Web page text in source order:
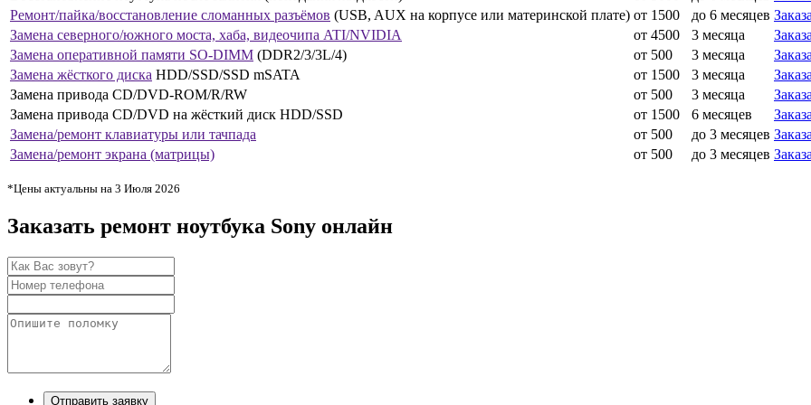
Ремонт/пайка/восстановление сломанных разъёмов (USB, AUX на корпусе или материнской плате) от 1500 до 6 месяцев
Замена северного/южного моста, хаба, видеочипа ATI/NVIDIA
от 4500 3 месяца
Замена оперативной памяти SO-DIMM (DDR2/3/3L/4) от 500 3 месяца
Замена жёсткого диска HDD/SSD/SSD mSATA от 1500 3 месяца
Замена привода CD/DVD-ROM/R/RW
от 500 3 месяца
Замена привода CD/DVD на жёсткий диск HDD/SSD
от 1500 6 месяцев
Замена/ремонт клавиатуры или тачпада
от 500 до 3 месяцев
Замена/ремонт экрана (матрицы)
от 500 до 3 месяцев
*Цены актуальны на 3 Июля 2026
Заказать ремонт ноутбука Sony онлайн